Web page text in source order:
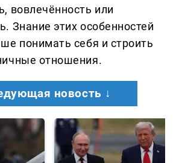
вовлечённость или
Знание этих особенностей
понимать себя и строить
отношения.
новость ↓